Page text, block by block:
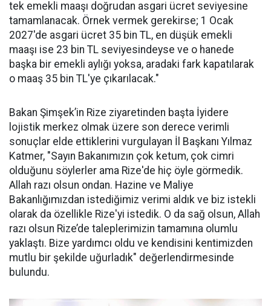
tek emekli maaşı doğrudan asgari ücret seviyesine
tamamlanacak. Örnek vermek gerekirse; 1 Ocak
2027'de asgari ücret 35 bin TL, en düşük emekli
maaşı ise 23 bin TL seviyesindeyse ve o hanede
başka bir emekli aylığı yoksa, aradaki fark kapatılarak
o maaş 35 bin TL'ye çıkarılacak."
Bakan Şimşek’in Rize ziyaretinden başta İyidere
lojistik merkez olmak üzere son derece verimli
sonuçlar elde ettiklerini vurgulayan İl Başkanı Yılmaz
Katmer, "Sayın Bakanımızın çok ketum, çok cimri
olduğunu söylerler ama Rize'de hiç öyle görmedik.
Allah razı olsun ondan. Hazine ve Maliye
Bakanlığımızdan istediğimiz verimi aldık ve biz istekli
olarak da özellikle Rize'yi istedik. O da sağ olsun, Allah
razı olsun Rize’de taleplerimizin tamamına olumlu
yaklaştı. Bize yardımcı oldu ve kendisini kentimizden
mutlu bir şekilde uğurladık" değerlendirmesinde
bulundu.